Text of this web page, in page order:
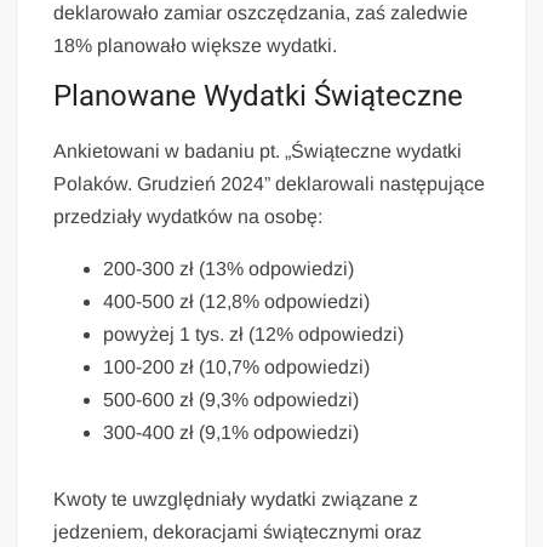
deklarowało zamiar oszczędzania, zaś zaledwie
18% planowało większe wydatki.
Planowane Wydatki Świąteczne
Ankietowani w badaniu pt. „Świąteczne wydatki
Polaków. Grudzień 2024” deklarowali następujące
przedziały wydatków na osobę:
200-300 zł (13% odpowiedzi)
400-500 zł (12,8% odpowiedzi)
powyżej 1 tys. zł (12% odpowiedzi)
100-200 zł (10,7% odpowiedzi)
500-600 zł (9,3% odpowiedzi)
300-400 zł (9,1% odpowiedzi)
Kwoty te uwzględniały wydatki związane z
jedzeniem, dekoracjami świątecznymi oraz